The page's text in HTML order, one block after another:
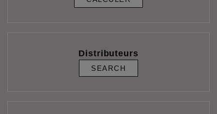
Distributeurs
SEARCH